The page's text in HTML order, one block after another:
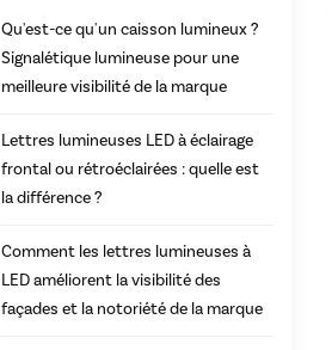
Qu'est-ce qu'un caisson lumineux ?
Signalétique lumineuse pour une
meilleure visibilité de la marque
Lettres lumineuses LED à éclairage
frontal ou rétroéclairées : quelle est
la différence ?
Comment les lettres lumineuses à
LED améliorent la visibilité des
façades et la notoriété de la marque